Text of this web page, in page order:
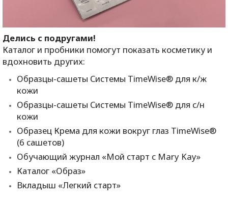
Делись с подругами!
Каталог и пробники помогут показать косметику и
вдохновить других:
Образцы-сашеты Системы TimeWise® для к/ж
кожи
Образцы-сашеты Системы TimeWise® для с/н
кожи
Образец Крема для кожи вокруг глаз TimeWise®
(6 сашетов)
Обучающий журнал «Мой старт с Mary Kay»
Каталог «Образ»
Вкладыш «Легкий старт»